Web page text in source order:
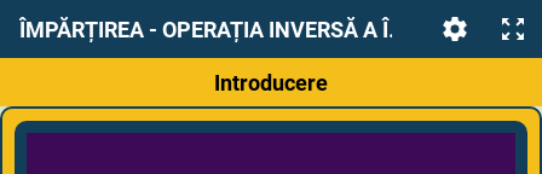
ÎMPĂRȚIREA - OPERAȚIA INVERSĂ A ÎNMULȚIRII
Introducere